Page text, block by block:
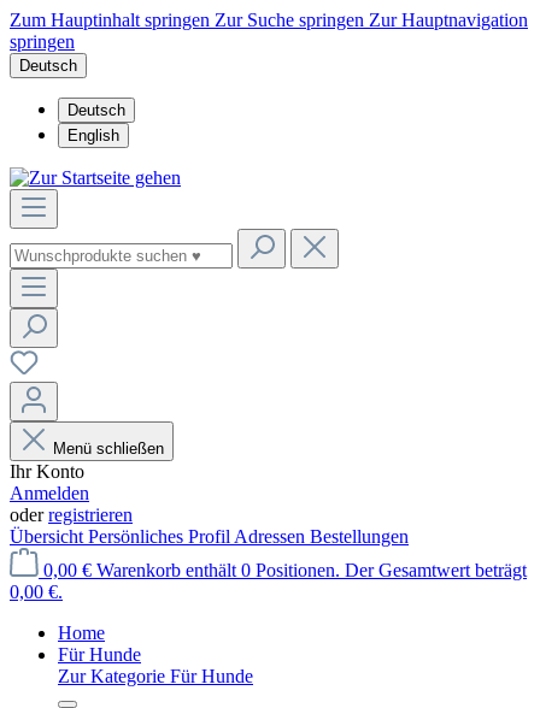
Zum Hauptinhalt springen Zur Suche springen Zur Hauptnavigation
springen
Deutsch
Deutsch
English
Menü schließen
Ihr Konto
Anmelden
oderregistrieren
Übersicht Persönliches Profil Adressen Bestellungen
0,00 € Warenkorb enthält 0 Positionen. Der Gesamtwert beträgt
0,00 €.
Home
Für Hunde
Zur Kategorie Für Hunde